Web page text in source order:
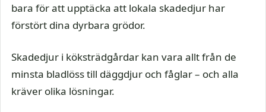
bara för att upptäcka att lokala skadedjur har
förstört dina dyrbara grödor.
Skadedjur i köksträdgårdar kan vara allt från de
minsta bladlöss till däggdjur och fåglar – och alla
kräver olika lösningar.